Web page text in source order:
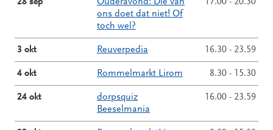
28 sep
Ouderavond: Die van
ons doet dat niet! Of
toch wel?
17.00 - 20.30
3 okt Reuverpedia 16.30 - 23.59
4 okt Rommelmarkt Lirom 8.30 - 15.30
24 okt
dorpsquiz
Beeselmania
16.00 - 23.59